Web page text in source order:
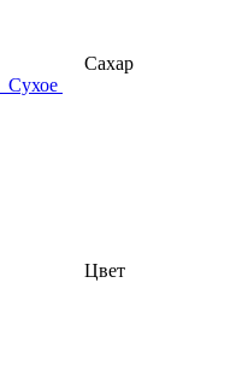
Сахар
Сухое
Цвет